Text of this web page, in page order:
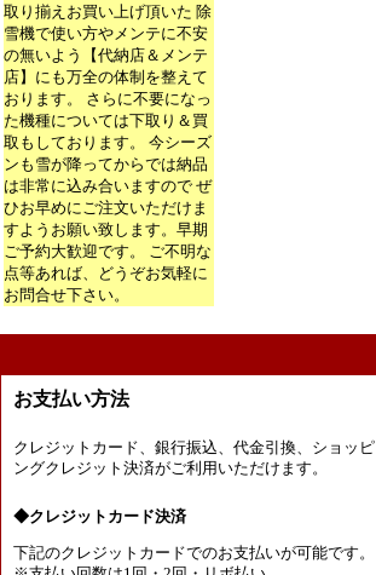
取り揃えお買い上げ頂いた 除
雪機で使い方やメンテに不安
の無いよう【代納店＆メンテ
店】にも万全の体制を整えて
おります。 さらに不要になっ
た機種については下取り＆買
取もしております。 今シーズ
ンも雪が降ってからでは納品
は非常に込み合いますので ぜ
ひお早めにご注文いただけま
すようお願い致します。早期
ご予約大歓迎です。 ご不明な
点等あれば、どうぞお気軽に
お問合せ下さい。
お支払い方法
クレジットカード、銀行振込、代金引換、ショッピ
ングクレジット決済がご利用いただけます。
◆クレジットカード決済
下記のクレジットカードでのお支払いが可能です。